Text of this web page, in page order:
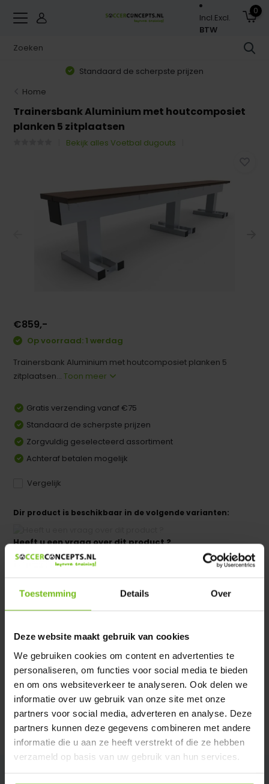
Toestemming Details Over
Deze website maakt gebruik van cookies
We gebruiken cookies om content en advertenties te
personaliseren, om functies voor social media te bieden
en om ons websiteverkeer te analyseren. Ook delen we
informatie over uw gebruik van onze site met onze
partners voor social media, adverteren en analyse. Deze
partners kunnen deze gegevens combineren met andere
informatie die u aan ze heeft verstrekt of die ze hebben
verzameld op basis van uw gebruik van hun services.
Incl.Excl.
BTW
0
Standaard de scherpste prijzen
Home
Trainersbank Aluminium met houtcomposiet
planken 5 zitplaatsen
Bekijk alles Voetbal dugouts
€859,-
Op voorraad: 1 werdag
Trainersbank Aluminium met houtcomposiet planken 5
zitplaatsen...Toon meer
Gratis verzending vanaf €75
Standaard de scherpste prijzen
Zorgvuldig geselecteerd assortiment
Achteraf betalen mogelijk
Vergelijk
Dir product is beschikbaar in de volgende varianten:
Heeft u een vraag over dit product ?
We helpen u graag met meer informatie
Specificaties
Reviews
Delen